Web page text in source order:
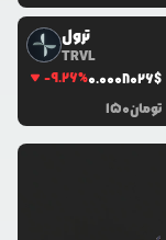
ترول
TRVL
-9.26%0.0008026$
150تومان